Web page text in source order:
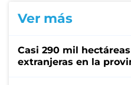
Ver más
Casi 290 mil
extranjeras en la